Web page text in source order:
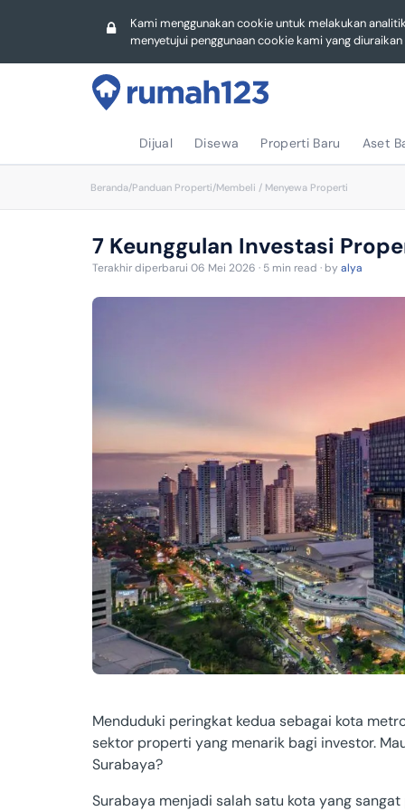
Kami menggunakan cookie untuk melakukan
menyetujui penggunaan cookie kami yang
Dijual Disewa Properti Baru Aset
Sulawesi
Sulawesi
Sumatera
Bengkulu
Papua
Aceh
Others
Sulawesi
Lampung
Papua
Sumatera
Lampung
Sumatera
Beranda/Panduan Properti/Membeli / Menyewa Properti
7 Keunggulan Investasi
Terakhir diperbarui 06 Mei 2026 · 5 min read · by alya
Menduduki peringkat kedua sebagai kota
sektor properti yang menarik bagi investor.
Surabaya?
Surabaya menjadi salah satu kota yang